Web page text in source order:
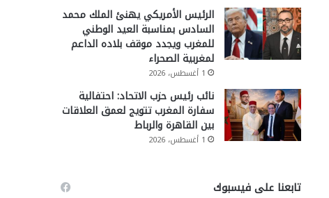
الرئيس الأمريكي يهنئ الملك محمد
السادس بمناسبة العيد الوطني
للمغرب ويجدد موقف بلاده الداعم
لمغربية الصحراء
1 أغسطس، 2026
نائب رئيس حزب الاتحاد: احتفالية
سفارة المغرب تتويج لعمق العلاقات
بين القاهرة والرباط
1 أغسطس، 2026
تابعنا على فيسبوك